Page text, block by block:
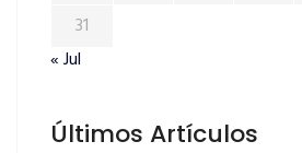
31
« Jul
Últimos Artículos